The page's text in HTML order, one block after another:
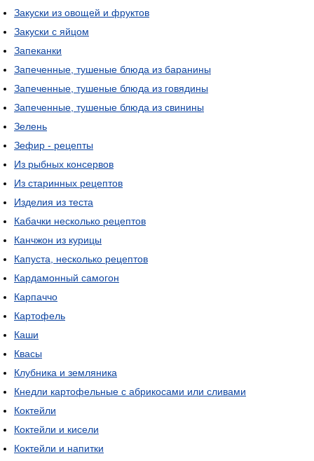
Закуски из овощей и фруктов
Закуски с яйцом
Запеканки
Запеченные, тушеные блюда из баранины
Запеченные, тушеные блюда из говядины
Запеченные, тушеные блюда из свинины
Зелень
Зефир - рецепты
Из рыбных консервов
Из старинных рецептов
Изделия из теста
Кабачки несколько рецептов
Канчжон из курицы
Капуста, несколько рецептов
Кардамонный самогон
Карпаччо
Картофель
Каши
Квасы
Клубника и земляника
Кнедли картофельные с абрикосами или сливами
Коктейли
Коктейли и кисели
Коктейли и напитки